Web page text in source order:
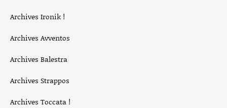
Archives Ironik !
Archives Avventos
Archives Balestra
Archives Strappos
Archives Toccata !